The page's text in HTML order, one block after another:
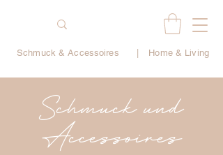
Schmuck & Accessoires Home & Living
Schmuck und
Accessoires